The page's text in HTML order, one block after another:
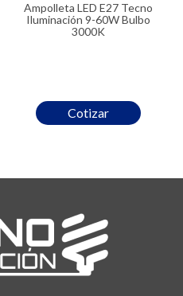
Ampolleta LED E27 Tecno
Iluminación 9-60W Bulbo
3000K
Cotizar